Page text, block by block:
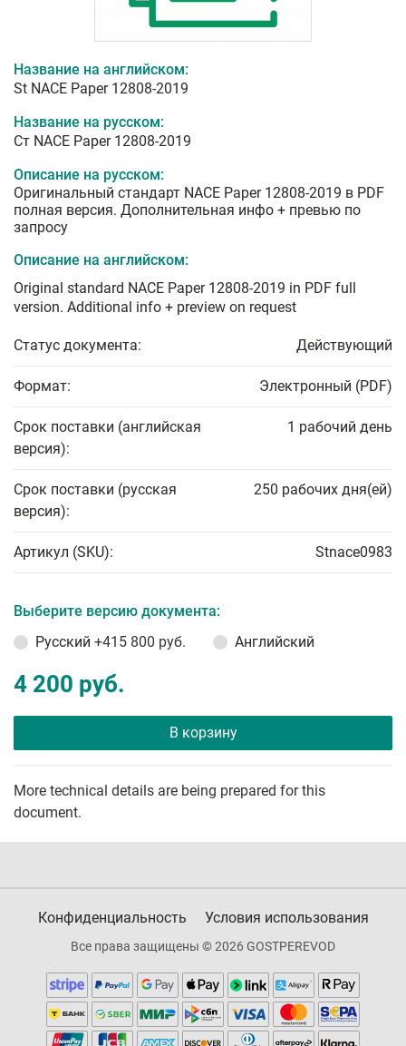
Название на английском:
St NACE Paper 12808-2019
Название на русском:
Ст NACE Paper 12808-2019
Описание на русском:
Оригинальный стандарт NACE Paper 12808-2019 в PDF
полная версия. Дополнительная инфо + превью по
запросу
Описание на английском:
Original standard NACE Paper 12808-2019 in PDF full
version. Additional info + preview on request
Статус документа: Действующий
Формат: Электронный (PDF)
Срок поставки (английская
версия):
1 рабочий день
Срок поставки (русская
версия):
250 рабочих дня(ей)
Артикул (SKU): Stnace0983
Выберите версию документа:
Русский +415 800 руб. Английский
4 200 руб.
В корзину
More technical details are being prepared for this
document.
Конфиденциальность Условия использования
Все права защищены © 2026 GOSTPEREVOD